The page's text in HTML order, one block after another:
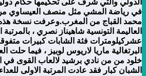
الدولي والتي شرف على تحكيمها حكام
في رياضة المشي مثل منصف العيساوي
محمد القباج من المغرب.وعرفت نسخة هذه
العاليمة التونسية شاهيناز نصري ،
عشركيلومترات فئة الشابات كبيرات
البرتغالية ماريا لاريوس لوبيز ، فيما حلت
خلود من من نادي برشيد لالعاب القوى في
الشبان كبار فقد عادت المرتبة الاولى